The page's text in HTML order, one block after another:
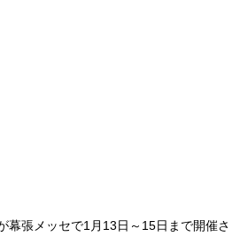
幕張メッセで1月13日～15日まで開催さ